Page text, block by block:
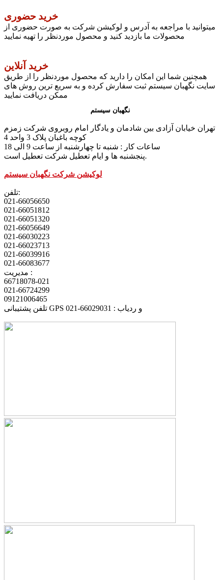
خرید حضوری
میتوانید با مراجعه به آدرس و لوکیشن شرکت به صورت حضوری از
محصولات ما بازدید کنید و محصول موردنظر را تهیه نمایید
خرید آنلاین
همچنین شما این امکان را دارید که محصول موردنظر را از طریق
سایت نگهبان سیستم ثبت سفارش کرده و به سریع ترین روش های
ممکن دریافت نمایید
نگهبان سیستم
تهران خیابان آزادی بین شادمان و یادگار امام روبروی شرکت زمزم
کوچه باغبان پلاک 3 واحد 4
پنجشنبه ها و ایام تعطیل شرکت تعطیل است.
لوکیشن شرکت نگهبان سیستم
تلفن:
021-66056650
021-66051812
021-66051320
021-66056649
021-66030223
021-66023713
021-66039916
021-66083677
مدیریت :
66718078-021
021-66724299
09121006465
تلفن پشتیبانی GPS و ردیاب : 66029031-021